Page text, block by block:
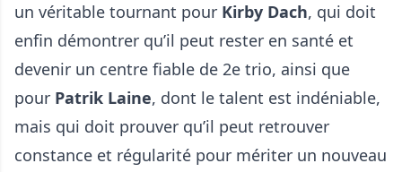
un véritable tournant pour Kirby Dach, qui doit
enfin démontrer qu’il peut rester en santé et
devenir un centre fiable de 2e trio, ainsi que
pour Patrik Laine, dont le talent est indéniable,
mais qui doit prouver qu’il peut retrouver
constance et régularité pour mériter un nouveau